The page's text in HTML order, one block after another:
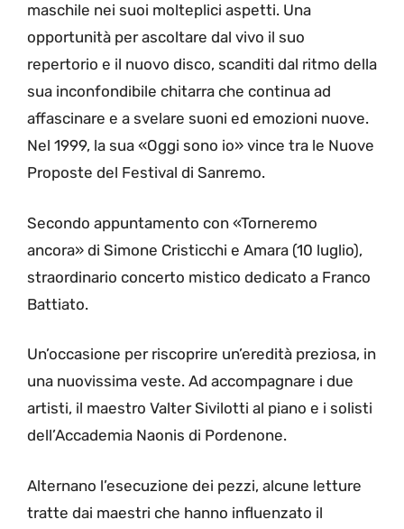
maschile nei suoi molteplici aspetti. Una
opportunità per ascoltare dal vivo il suo
repertorio e il nuovo disco, scanditi dal ritmo della
sua inconfondibile chitarra che continua ad
affascinare e a svelare suoni ed emozioni nuove.
Nel 1999, la sua «Oggi sono io» vince tra le Nuove
Proposte del Festival di Sanremo.
Secondo appuntamento con «Torneremo
ancora» di Simone Cristicchi e Amara (10 luglio),
straordinario concerto mistico dedicato a Franco
Battiato.
Un’occasione per riscoprire un’eredità preziosa, in
una nuovissima veste. Ad accompagnare i due
artisti, il maestro Valter Sivilotti al piano e i solisti
dell’Accademia Naonis di Pordenone.
Alternano l’esecuzione dei pezzi, alcune letture
tratte dai maestri che hanno influenzato il